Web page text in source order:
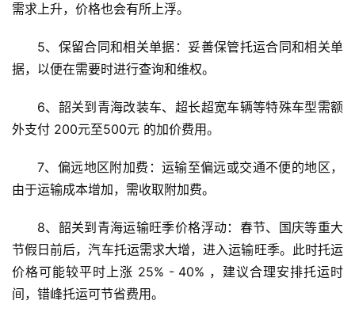
需求上升，价格也会有所上浮。
5、保留合同和相关单据：妥善保管托运合同和相关单
据，以便在需要时进行查询和维权。
6、韶关到青海改装车、超长超宽车辆等特殊车型需额
外支付 200元至500元 的加价费用。
7、偏远地区附加费：运输至偏远或交通不便的地区，
由于运输成本增加，需收取附加费。
8、韶关到青海运输旺季价格浮动：春节、国庆等重大
节假日前后，汽车托运需求大增，进入运输旺季。此时托运
价格可能较平时上涨 25% - 40% ，建议合理安排托运时
间，错峰托运可节省费用。